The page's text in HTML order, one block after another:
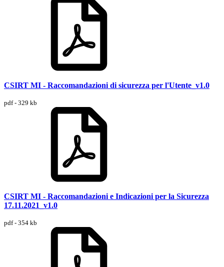
CSIRT MI - Raccomandazioni di sicurezza per l'Utente_v1.0
pdf - 329 kb
CSIRT MI - Raccomandazioni e Indicazioni per la Sicurezza
17.11.2021_v1.0
pdf - 354 kb